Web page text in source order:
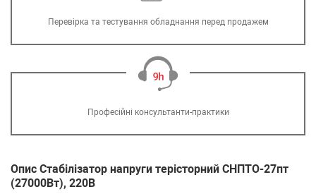
Перевірка та тестування обладнання перед продажем
Професійні консультанти-практики
Опис Стабілізатор напруги терісторний СНПТО-27пт
(27000Вт), 220В